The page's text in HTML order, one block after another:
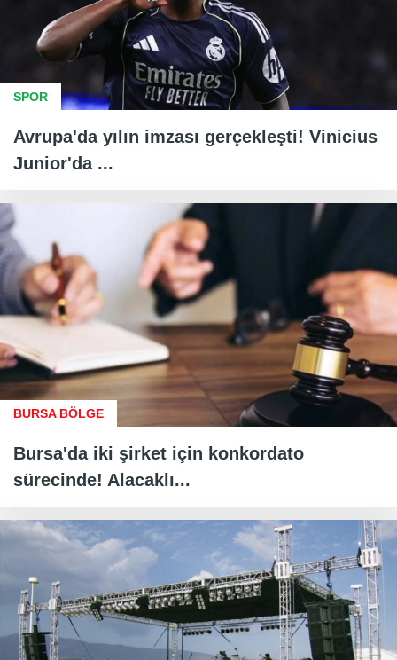
SPOR
Avrupa'da yılın imzası gerçekleşti! Vinicius
Junior'da ...
BURSA BÖLGE
Bursa'da iki şirket için konkordato
sürecinde! Alacaklı...